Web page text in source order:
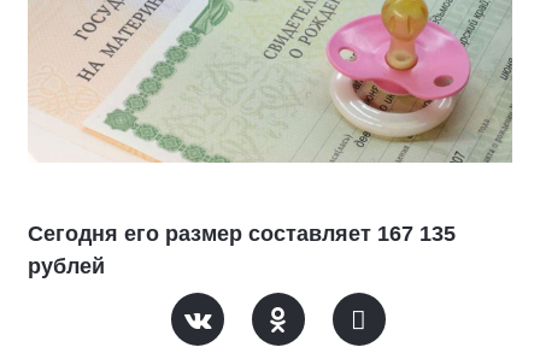
Сегодня его размер составляет 167 135
рублей